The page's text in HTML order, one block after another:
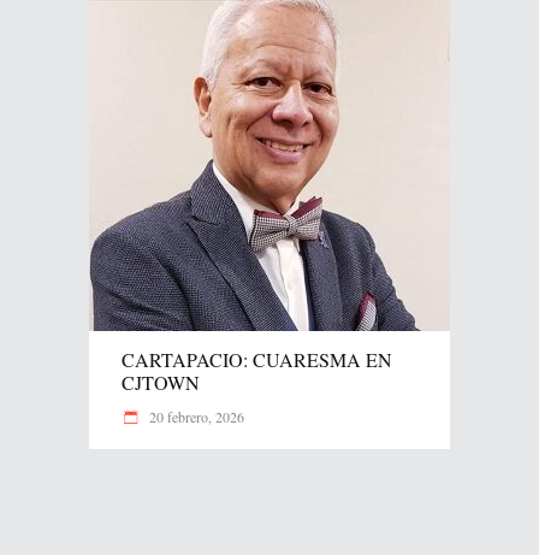
CARTAPACIO: CUARESMA EN
CJTOWN
20 febrero, 2026